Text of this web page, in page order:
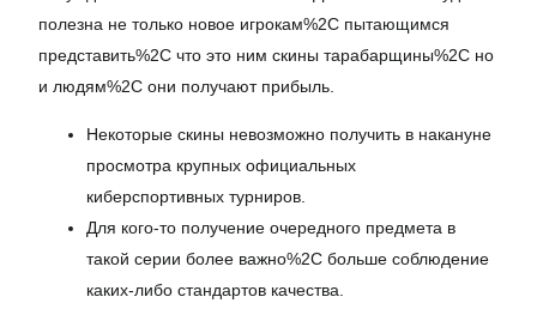
полезна не только новое игрокам%2C пытающимся
представить%2C что это ним скины тарабарщины%2C но
и людям%2C они получают прибыль.
Некоторые скины невозможно получить в накануне
просмотра крупных официальных
киберспортивных турниров.
Для кого-то получение очередного предмета в
такой серии более важно%2C больше соблюдение
каких-либо стандартов качества.